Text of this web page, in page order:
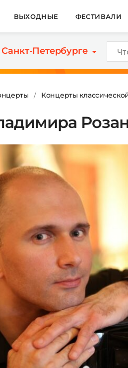
ВЫХОДНЫЕ ФЕСТИВАЛИ
Санкт-Петербурге
Концерты